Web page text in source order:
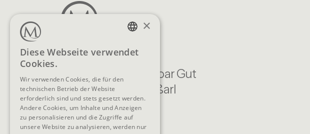
Familien Natur Resort Moar Gut
Moargasse 22 , 5611 Großarl
Österreich
KONTAKT
×
Diese Webseite verwendet
Cookies.
Wir verwenden Cookies, die für den
technischen Betrieb der Website
erforderlich sind und stets gesetzt werden.
Andere Cookies, um Inhalte und Anzeigen
zu personalisieren und die Zugriffe auf
unsere Website zu analysieren, werden nur